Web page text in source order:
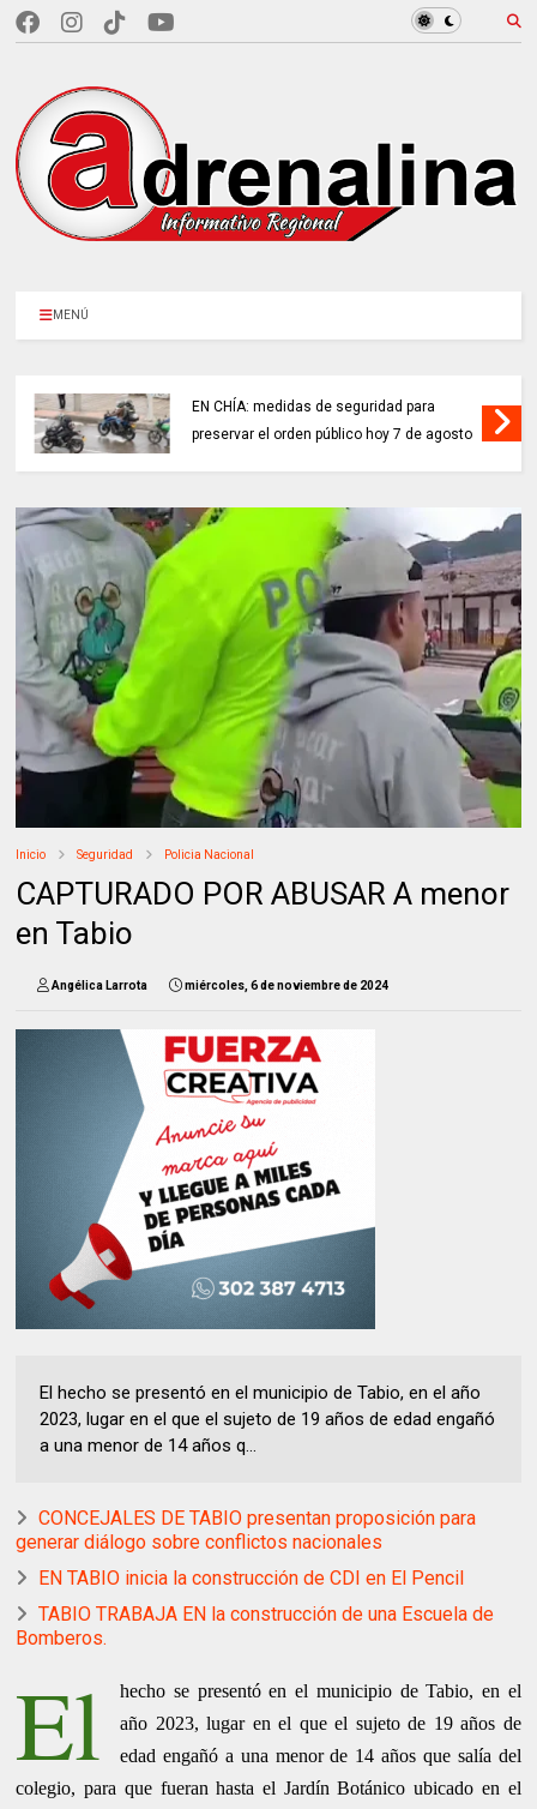
MENÚ
EN CHÍA: medidas de seguridad para
preservar el orden público hoy 7 de agosto
Inicio Seguridad Policia Nacional
CAPTURADO POR ABUSAR A menor
en Tabio
Angélica Larrota miércoles, 6 de noviembre de 2024
El hecho se presentó en el municipio de Tabio, en el año
2023, lugar en el que el sujeto de 19 años de edad engañó
a una menor de 14 años q...
CONCEJALES DE TABIO presentan proposición para
generar diálogo sobre conflictos nacionales
EN TABIO inicia la construcción de CDI en El Pencil
TABIO TRABAJA EN la construcción de una Escuela de
Bomberos.
El
hecho se presentó en el municipio de Tabio, en el
año 2023, lugar en el que el sujeto de 19 años de
edad engañó a una menor de 14 años que salía del
colegio, para que fueran hasta el Jardín Botánico ubicado en el